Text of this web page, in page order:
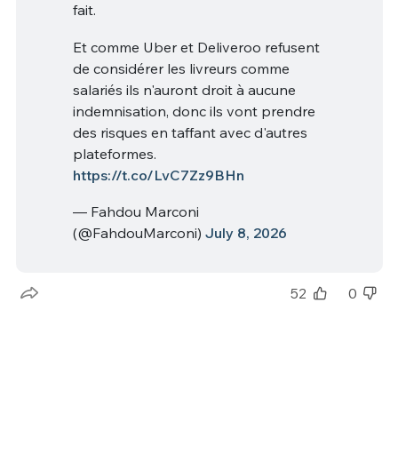
fait.
Et comme Uber et Deliveroo refusent
de considérer les livreurs comme
salariés ils n'auront droit à aucune
indemnisation, donc ils vont prendre
des risques en taffant avec d'autres
plateformes.
https://t.co/LvC7Zz9BHn
— Fahdou Marconi
(@FahdouMarconi) July 8, 2026
52 0